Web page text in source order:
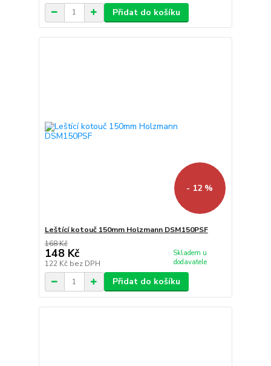
Přidat do košíku
- 12 %
Leštící kotouč 150mm Holzmann DSM150PSF
168 Kč
148 Kč
122 Kč bez DPH
Skladem u
dodavatele
Přidat do košíku